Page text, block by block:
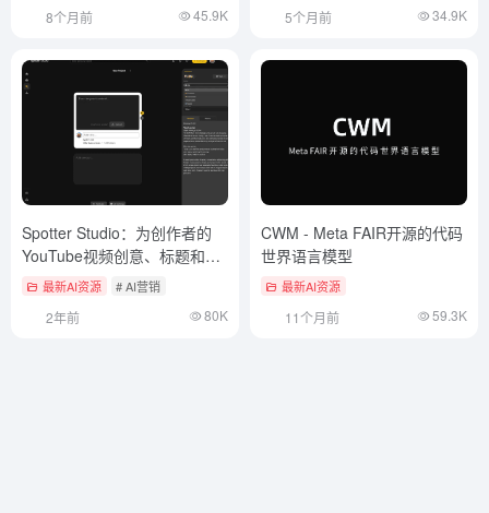
8个月前 45.9K 5个月前 34.9K
Spotter Studio：为创作者的
YouTube视频创意、标题和缩
略图提升点击率（付费）
最新AI资源 # AI营销
2年前 80K
CWM - Meta FAIR开源的代码
世界语言模型
最新AI资源
11个月前 59.3K